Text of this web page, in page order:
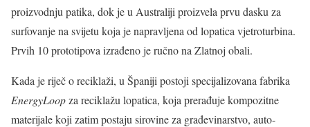
proizvodnju patika, dok je u Australiji proizvela prvu dasku za
surfovanje na svijetu koja je napravljena od lopatica vjetroturbina.
Prvih 10 prototipova izrađeno je ručno na Zlatnoj obali.
Kada je riječ o reciklaži, u Španiji postoji specijalizovana fabrika
EnergyLoopza reciklažu lopatica, koja prerađuje kompozitne
materijale koji zatim postaju sirovine za građevinarstvo, auto-